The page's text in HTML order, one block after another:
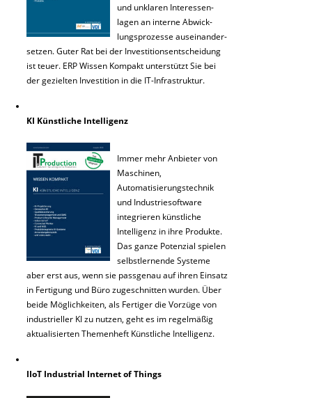
und unklaren Interessen-
lagen an interne Abwick-
lungsprozesse auseinander-
setzen. Guter Rat bei der Investitionsentscheidung
ist teuer. ERP Wissen Kompakt unterstützt Sie bei
der gezielten Investition in die IT-Infrastruktur.
KI Künstliche Intelligenz
Immer mehr Anbieter von
Maschinen,
Automatisierungstechnik
und Industriesoftware
integrieren künstliche
Intelligenz in ihre Produkte.
Das ganze Potenzial spielen
selbstlernende Systeme
aber erst aus, wenn sie passgenau auf ihren Einsatz
in Fertigung und Büro zugeschnitten wurden. Über
beide Möglichkeiten, als Fertiger die Vorzüge von
industrieller KI zu nutzen, geht es im regelmäßig
aktualisierten Themenheft Künstliche Intelligenz.
IIoT Industrial Internet of Things